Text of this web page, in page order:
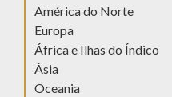
América do Norte
Europa
África e Ilhas do Índico
Ásia
Oceania